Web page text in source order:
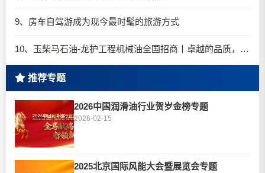
9、房车自驾游成为现今最时髦的旅游方式
10、玉柴马石油-龙护工程机械油全国招商丨卓越的品质，专业的品牌！
推荐专题
2026中国润滑油行业贺岁金榜专题
2026-02-15
2025北京国际风能大会暨展览会专题